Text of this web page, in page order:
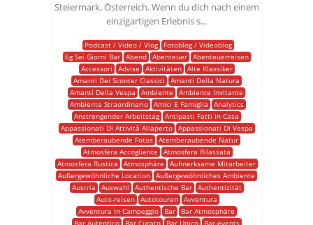
Steiermark, Österreich. Wenn du dich nach einem
einzigartigen Erlebnis s...
Podcast / Video / Vlog
Fotoblog / Videoblog
6g Sei Giorni Bar
Abend Abenteuer
Abenteuerreisen
Accessori
Advise Aktivitäten
Alte Klassiker
Amanti Dei Scooter Classici
Amanti Della Natura
Amanti Della Vespa
Ambiente
Ambiente Invitante
Ambiente Straordinario
Amici E Famiglia
Analytics
Anstrengender Arbeitstag Antipasti Fatti In Casa
Appassionati Di Attività Allaperto
Appassionati Di Vespa
Atemberaubende Fotos Atemberaubende Natur
Atmosfera Accogliente
Atmosfera Rilassata
Atmosfera Rustica
Atmosphäre
Aufmerksame Mitarbeiter
Außergewöhnliche Location Außergewöhnliches Ambiente
Austria
Auswahl Authentische Bar
Authentizität
Auto-reisen
Autotouren
Avventura
Avventura In Campeggio
Bar
Bar Atmosphäre
Bar Autentico
Bar Curato Bar Unico Bar-events